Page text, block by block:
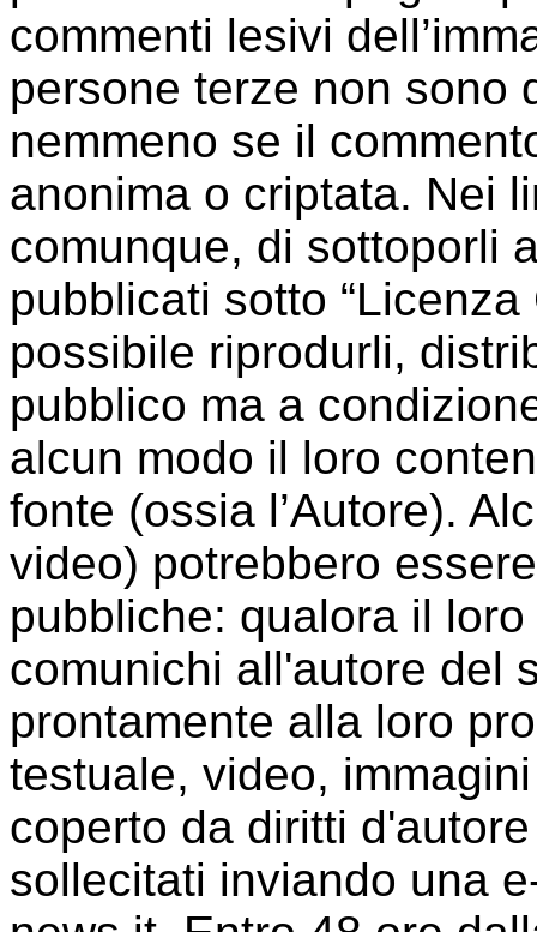
commenti lesivi
persone terze non sono
nemmeno se il
anonima o criptata. Nei
comunque, di sottoporli
pubblicati sotto
possibile riprodurli,
pubblico ma a
alcun modo il loro
fonte (ossia l’Autore).
video) potrebbero
pubbliche: qualora il
comunichi all'autore del
prontamente alla loro
testuale, video,
coperto da diritti
sollecitati inviando una